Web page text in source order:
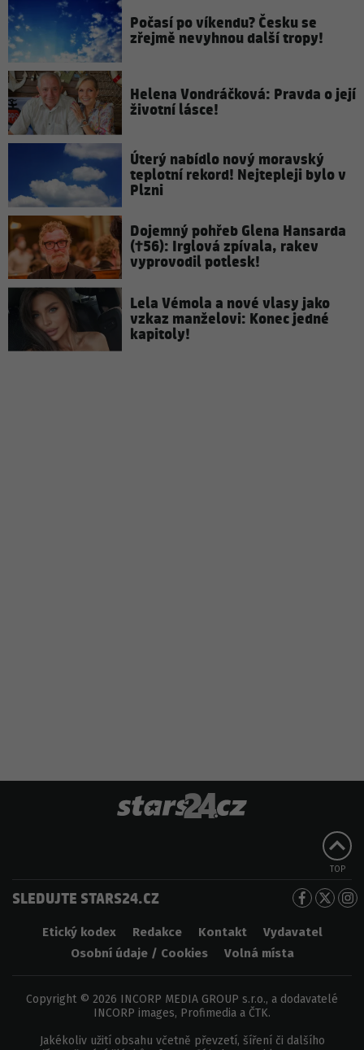
Počasí po víkendu? Česku se
zřejmě nevyhnou další tropy!
Helena Vondráčková: Pravda o její
životní lásce!
Úterý nabídlo nový moravský
teplotní rekord! Nejtepleji bylo v
Plzni
Dojemný pohřeb Glena Hansarda
(†56): Irglová zpívala, rakev
vyprovodil potlesk!
Lela Vémola a nové vlasy jako
vzkaz manželovi: Konec jedné
kapitoly!
TOP
SLEDUJTE STARS24.CZ
Etický kodex Redakce Kontakt
Vydavatel
Osobní údaje / Cookies
Volná místa
Copyright © 2026 INCORP MEDIA GROUP s.r.o., a dodavatelé
INCORP images, Profimedia a ČTK.
Jakékoliv užití obsahu včetně převzetí, šíření či dalšího